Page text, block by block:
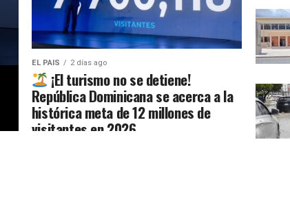
EL PAIS 2 días ago
¡El turismo no se detiene!
República Dominicana se acerca a la
histórica meta de 12 millones de
visitantes en 2026